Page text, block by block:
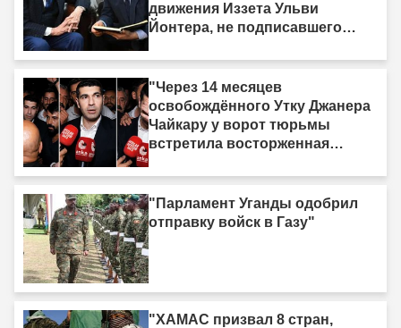
движения Иззета Ульви
Йонтера, не подписавшего
есть одна жизнь, и она тоже
должна быть принесена в
жертву»"
"Через 14 месяцев
освобождённого Утку Джанера
Чайкару у ворот тюрьмы
встретила восторженная
"Парламент Уганды одобрил
отправку войск в Газу"
"ХАМАС призвал 8 стран,